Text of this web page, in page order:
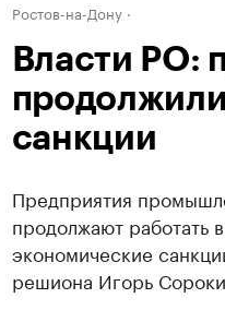
Ростов-на-Дону
Власти РО:
санкции
Предприятия
продолжают работать
экономические
решиона Игорь